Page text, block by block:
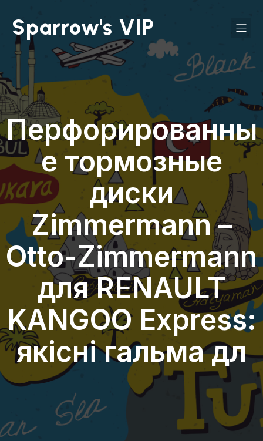
Sparrow's VIP
Перфорированны
е тормозные
диски
Zimmermann –
Otto-Zimmermann
для RENAULT
KANGOO Express:
якісні гальма дл